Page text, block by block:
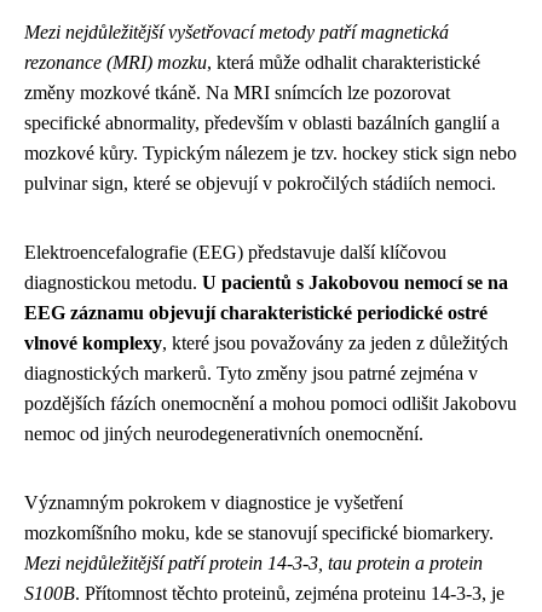
Mezi nejdůležitější vyšetřovací metody patří magnetická
rezonance (MRI) mozku, která může odhalit charakteristické
změny mozkové tkáně. Na MRI snímcích lze pozorovat
specifické abnormality, především v oblasti bazálních ganglií a
mozkové kůry. Typickým nálezem je tzv. hockey stick sign nebo
pulvinar sign, které se objevují v pokročilých stádiích nemoci.
Elektroencefalografie (EEG) představuje další klíčovou
diagnostickou metodu. U pacientů s Jakobovou nemocí se na
EEG záznamu objevují charakteristické periodické ostré
vlnové komplexy, které jsou považovány za jeden z důležitých
diagnostických markerů. Tyto změny jsou patrné zejména v
pozdějších fázích onemocnění a mohou pomoci odlišit Jakobovu
nemoc od jiných neurodegenerativních onemocnění.
Významným pokrokem v diagnostice je vyšetření
mozkomíšního moku, kde se stanovují specifické biomarkery.
Mezi nejdůležitější patří protein 14-3-3, tau protein a protein
S100B. Přítomnost těchto proteinů, zejména proteinu 14-3-3, je